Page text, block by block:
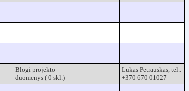
Blogi projekto
duomenys ( 0 skl.)
Lukas Petrauskas, tel.:
+370 670 01027